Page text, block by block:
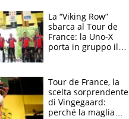
mirino
La “Viking Row”
sbarca al Tour de
France: la Uno-X
porta in gruppo il
compagni
Tour de France, la
scelta sorprendente
di Vingegaard:
perché la maglia